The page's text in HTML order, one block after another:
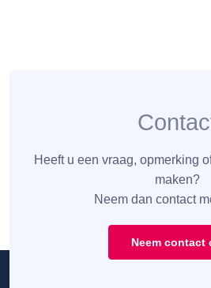
Heeft u een vraag, opmerking
maken?
Neem dan contact
Neem contact